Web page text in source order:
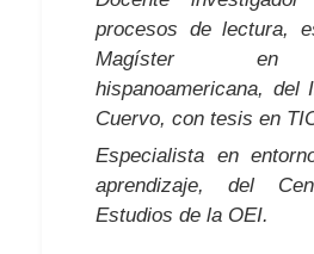
procesos de lectura,
Magíster en
hispanoamericana, del
Cuervo, con tesis en
Especialista en
aprendizaje, del
Estudios de la OEI.